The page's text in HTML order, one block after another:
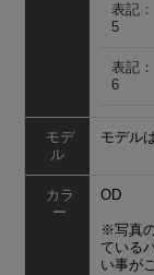
表記：
5
表記：
6
モデ
ル
モデル
カラ
ー
OD
※写真
ている
い事が